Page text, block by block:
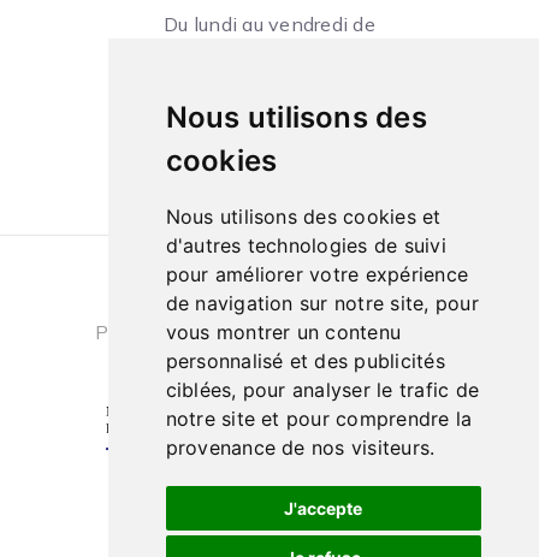
Nous utilisons des
cookies
Nous utilisons des cookies et
d'autres technologies de suivi
pour améliorer votre expérience
de navigation sur notre site, pour
vous montrer un contenu
personnalisé et des publicités
ciblées, pour analyser le trafic de
notre site et pour comprendre la
provenance de nos visiteurs.
J'accepte
Du lundi au vendredi de
10h à 13h et de 14h à 18h
Conditions générales de ventes
|
Politique de confidentialité
| Cookies